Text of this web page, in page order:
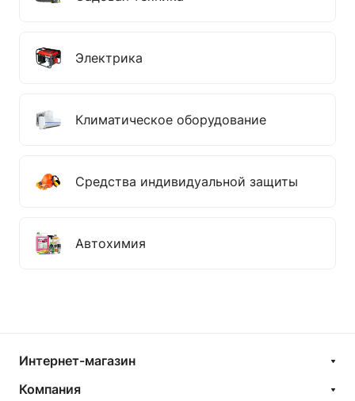
Электрика
Климатическое оборудование
Средства индивидуальной защиты
Автохимия
Интернет-магазин
Компания